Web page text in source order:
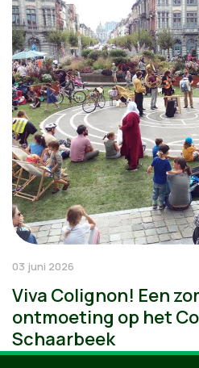
03 juni 2026
Viva Colignon! Een
ontmoeting op het
Schaarbeek